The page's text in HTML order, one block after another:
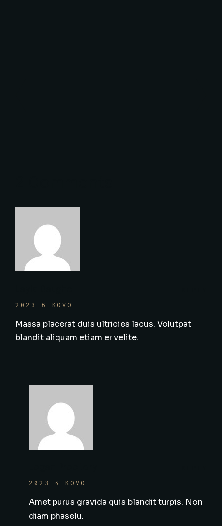
2023 6 KOVO
Massa placerat duis ultricies lacus. Volutpat
blandit aliquam etiam er velite.
2023 6 KOVO
Amet purus gravida quis blandit turpis. Non
diam phaselu.